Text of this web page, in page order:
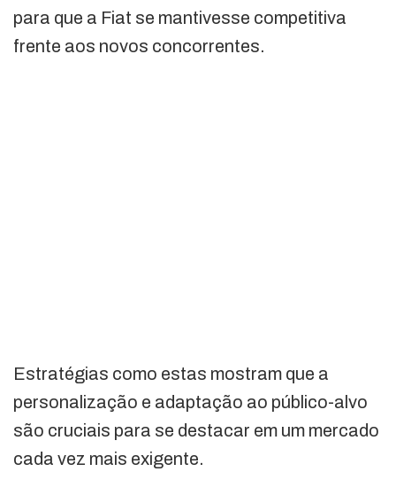
para que a Fiat se mantivesse competitiva
frente aos novos concorrentes.
Estratégias como estas mostram que a
personalização e adaptação ao público-alvo
são cruciais para se destacar em um mercado
cada vez mais exigente.